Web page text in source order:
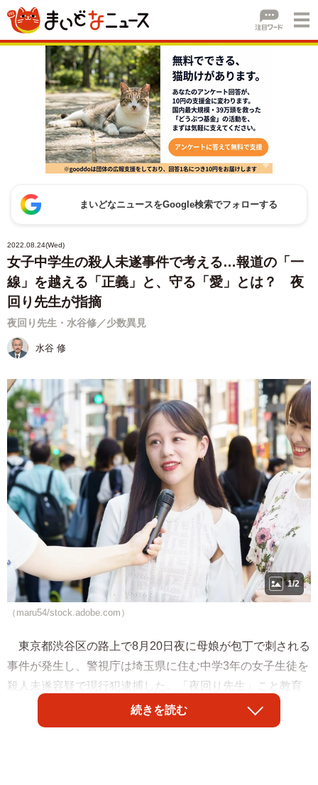
まいどなニュースをGoogle検索でフォローする
2022.08.24(Wed)
女子中学生の殺人未遂事件で考える…報道の「一
線」を越える「正義」と、守る「愛」とは？ 夜
回り先生が指摘
夜回り先生・水谷修／少数異見
水谷 修
1/2
（maru54/stock.adobe.com）
東京都渋谷区の路上で8月20日夜に母娘が包丁で刺される
事件が発生し、警視庁は埼玉県に住む中学3年の女子生徒を
殺人未遂容疑で現行犯逮捕した。「夜回り先生」こと教育
家の水谷修氏は事件を受け、報道の在り方について見解を
つづった。
続きを読む